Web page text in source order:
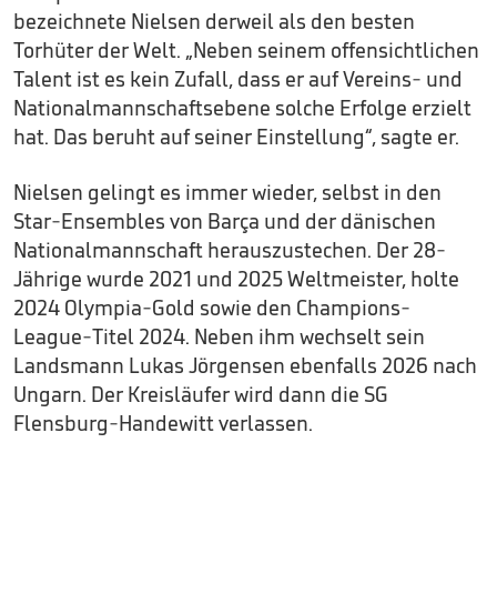
bezeichnete Nielsen derweil als den besten
Torhüter der Welt. „Neben seinem offensichtlichen
Talent ist es kein Zufall, dass er auf Vereins- und
Nationalmannschaftsebene solche Erfolge erzielt
hat. Das beruht auf seiner Einstellung“, sagte er.
Nielsen gelingt es immer wieder, selbst in den
Star-Ensembles von Barça und der dänischen
Nationalmannschaft herauszustechen. Der 28-
Jährige wurde 2021 und 2025 Weltmeister, holte
2024 Olympia-Gold sowie den Champions-
League-Titel 2024. Neben ihm wechselt sein
Landsmann Lukas Jörgensen ebenfalls 2026 nach
Ungarn. Der Kreisläufer wird dann die SG
Flensburg-Handewitt verlassen.